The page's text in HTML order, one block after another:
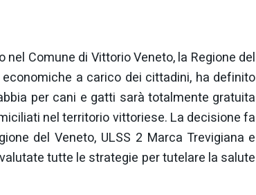
nel Comune di Vittorio Veneto, la Regione del
a carico dei cittadini, ha definito
per cani e gatti sarà totalmente gratuita
nel territorio vittoriese. La decisione fa
del Veneto, ULSS 2 Marca Trevigiana e
tutte le strategie per tutelare la salute